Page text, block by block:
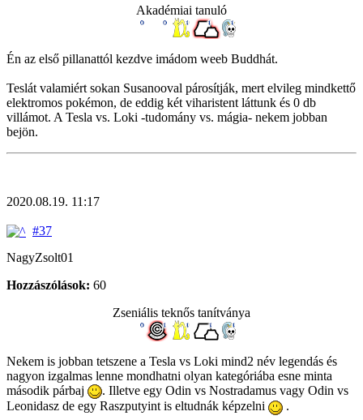
Akadémiai tanuló
Én az első pillanattól kezdve imádom weeb Buddhát.
Teslát valamiért sokan Susanooval párosítják, mert elvileg mindkettő
elektromos pokémon, de eddig két viharistent láttunk és 0 db
villámot. A Tesla vs. Loki -tudomány vs. mágia- nekem jobban
bejön.
2020.08.19. 11:17
#37
NagyZsolt01
Hozzászólások: 60
Zseniális teknős tanítványa
Nekem is jobban tetszene a Tesla vs Loki mind2 név legendás és
nagyon izgalmas lenne mondhatni olyan kategóriába esne minta
második párbaj
. Illetve egy Odin vs Nostradamus vagy Odin vs
Leonidasz de egy Raszputyint is eltudnák képzelni
.